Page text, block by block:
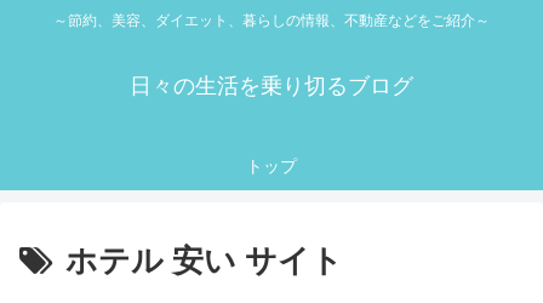
～節約、美容、ダイエット、暮らしの情報、不動産などをご紹介～
日々の生活を乗り切るブログ
トップ
ホテル 安い サイト